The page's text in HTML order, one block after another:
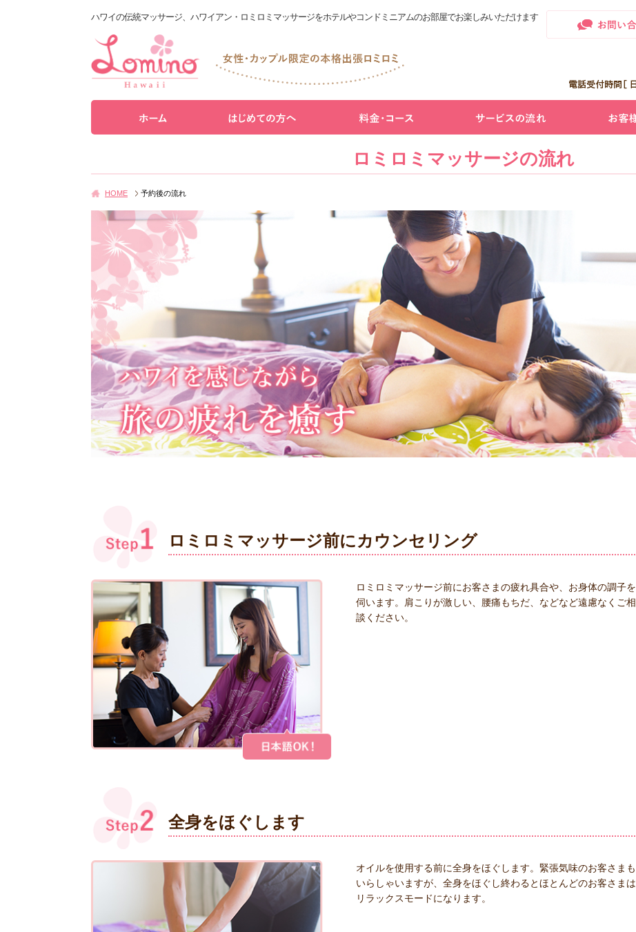
ハワイの伝統マッサージ、ハワイアン・ロミロミマッサージをホテルやコンドミニアムのお部屋でお楽しみいただけます
ロミロミマッサージの流れ
HOME 予約後の流れ
ロミロミマッサージ前にカウンセリング
ロミロミマッサージ前にお客さまの疲れ具合や、お身体の調子を
伺います。肩こりが激しい、腰痛もちだ、などなど遠慮なくご相
談ください。
全身をほぐします
オイルを使用する前に全身をほぐします。緊張気味のお客さまも
いらしゃいますが、全身をほぐし終わるとほとんどのお客さまは
リラックスモードになります。